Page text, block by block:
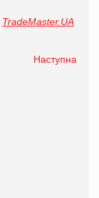
TradeMaster.UA
Наступна